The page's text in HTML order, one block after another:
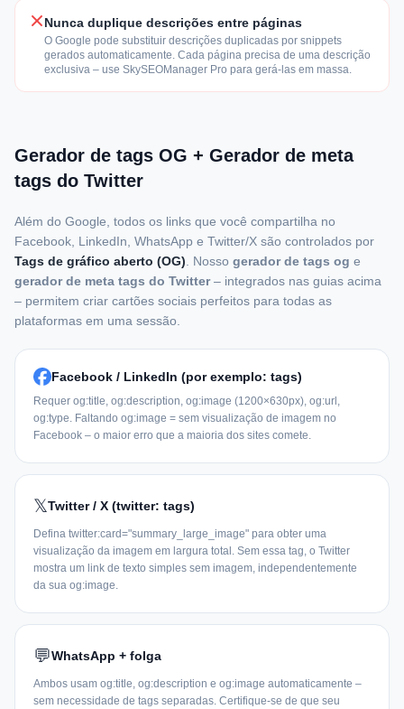
Nunca duplique descrições entre páginas
O Google pode substituir descrições duplicadas por snippets
gerados automaticamente. Cada página precisa de uma descrição
exclusiva – use SkySEOManager Pro para gerá-las em massa.
Gerador de tags OG + Gerador de meta
tags do Twitter
Além do Google, todos os links que você compartilha no
Facebook, LinkedIn, WhatsApp e Twitter/X são controlados por
Tags de gráfico aberto (OG) . Nosso gerador de tags og e
gerador de meta tags do Twitter– integrados nas guias acima
– permitem criar cartões sociais perfeitos para todas as
plataformas em uma sessão.
Facebook / LinkedIn (por exemplo: tags)
Requer og:title, og:description, og:image (1200×630px), og:url,
og:type. Faltando og:image = sem visualização de imagem no
Facebook – o maior erro que a maioria dos sites comete.
𝕏Twitter / X (twitter: tags)
Defina twitter:card="summary_large_image" para obter uma
visualização da imagem em largura total. Sem essa tag, o Twitter
mostra um link de texto simples sem imagem, independentemente
da sua og:image.
💬WhatsApp + folga
Ambos usam og:title, og:description e og:image automaticamente –
sem necessidade de tags separadas. Certifique-se de que seu